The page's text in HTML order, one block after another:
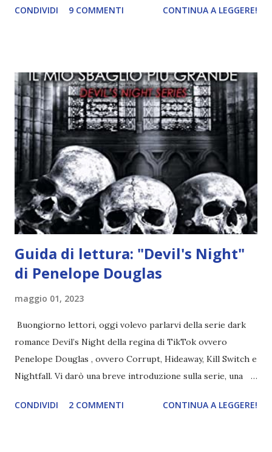
incontrano e Hesediel mostra loro come combattere i puri.
angelo puro, Elemiah. Ma, a differenza di cosa pensano,
l'angelo non ha intenzione di fare una strage, piuttosto è lì
per avvertili che Mikael non è più "l'angelo puro" che
credono e che potrebbe aver ucciso altri mezzi angeli, tipo
Rafael. A quelle parole, Haniel seguito da altri ibridi, si reca
nell'appartamento, senza risultati. Infine cercano nella
chiesetta. Lì trovano Rafael alle prese con gli angeli puri,
ma questa volta ...
CONDIVIDI 9 COMMENTI CONTINUA A LEGGERE!
Guida di lettura: "Devil's Night"
di Penelope Douglas
maggio 01, 2023
Buongiorno lettori, oggi volevo parlarvi della serie dark
romance Devil’s Night della regina di TikTok ovvero
Penelope Douglas , ovvero Corrupt, Hideaway, Kill Switch e
Nightfall. Vi darò una breve introduzione sulla serie, una
e anche un breve commento sui libri singoli. I libri sono in
CONDIVIDI 2 COMMENTI CONTINUA A LEGGERE!